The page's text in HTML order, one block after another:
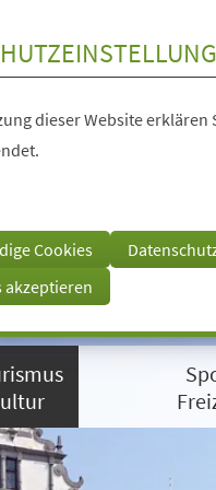
dieser Website
Cookies
akzeptieren